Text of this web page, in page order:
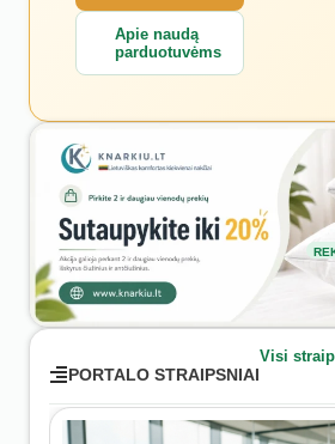
Apie naudą
parduotuvėms
PORTALO STRAIPSNIAI
Visi